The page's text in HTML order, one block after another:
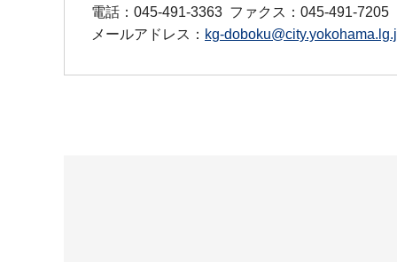
電話：045-491-3363 ファクス：045-491-7205
メールアドレス： kg-